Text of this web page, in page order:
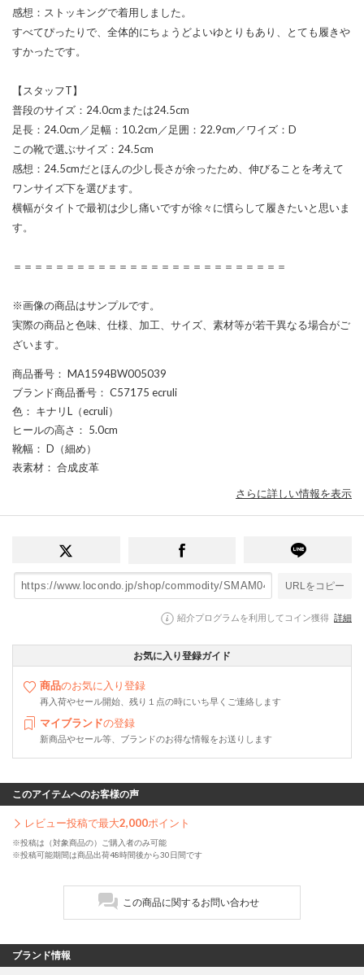
感想：ストッキングで着用しました。
すべてぴったりで、全体的にちょうどよいゆとりもあり、とても履きや
すかったです。
【スタッフT】
普段のサイズ：24.0cmまたは24.5cm
足長：24.0cm／足幅：10.2cm／足囲：22.9cm／ワイズ：D
この靴で選ぶサイズ：24.5cm
感想：24.5cmだとほんの少し長さが余ったため、伸びることを考えて
ワンサイズ下を選びます。
横幅がタイトで最初は少し痛いですが徐々に慣らして履きたいと思いま
す。
＝＝＝＝＝＝＝＝＝＝＝＝＝＝＝＝＝＝＝＝＝＝＝＝＝＝
※画像の商品はサンプルです。
実際の商品と色味、仕様、加工、サイズ、素材等が若干異なる場合がご
ざいます。
商品番号 ： MA1594BW005039
ブランド商品番号 ： C57175 ecruli
色 ： キナリL（ecruli）
ヒールの高さ ： 5.0cm
靴幅 ： D（細め）
表素材 ： 合成皮革
さらに詳しい情報を表示
URLをコピー
紹介プログラムを利用してコイン獲得 詳細
お気に入り登録ガイド
商品のお気に入り登録
再入荷やセール開始、残り１点の時にいち早くご連絡します
マイブランドの登録
新商品やセール等、ブランドのお得な情報をお送りします
このアイテムへのお客様の声
レビュー投稿で最大2,000ポイント
※投稿は（対象商品の）ご購入者のみ可能
※投稿可能期間は商品出荷48時間後から30日間です
この商品に関するお問い合わせ
ブランド情報